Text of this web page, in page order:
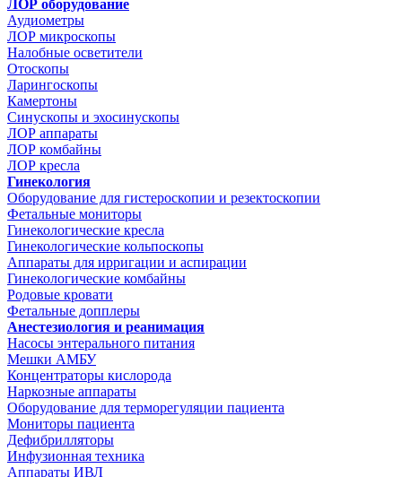
ЛОР оборудование
Аудиометры
ЛОР микроскопы
Налобные осветители
Отоскопы
Ларингоскопы
Камертоны
Синускопы и эхосинускопы
ЛОР аппараты
ЛОР комбайны
ЛОР кресла
Гинекология
Оборудование для гистероскопии и резектоскопии
Фетальные мониторы
Гинекологические кресла
Гинекологические кольпоскопы
Аппараты для ирригации и аспирации
Гинекологические комбайны
Родовые кровати
Фетальные допплеры
Анестезиология и реанимация
Насосы энтерального питания
Мешки АМБУ
Концентраторы кислорода
Наркозные аппараты
Оборудование для терморегуляции пациента
Мониторы пациента
Дефибрилляторы
Инфузионная техника
Аппараты ИВЛ